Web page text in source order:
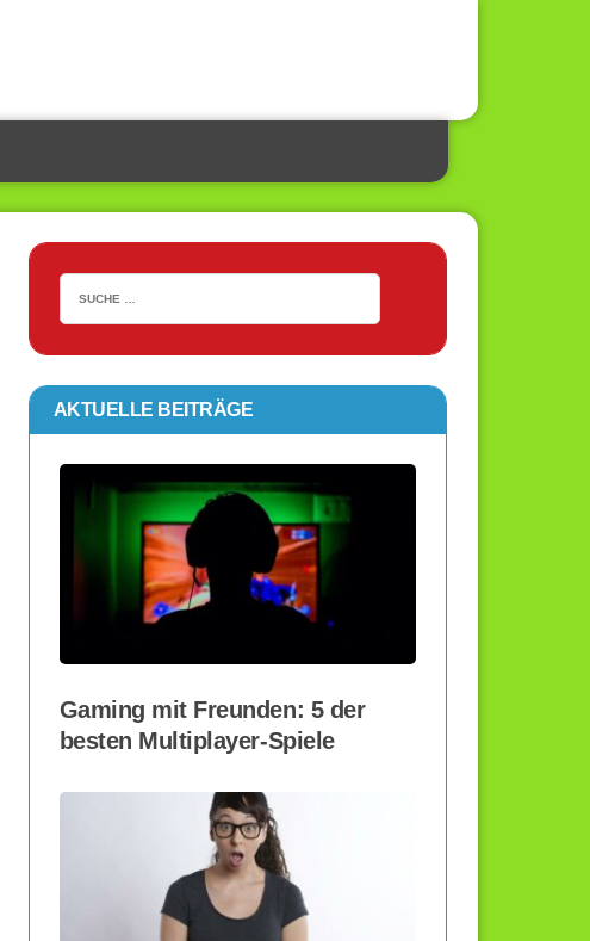
AKTUELLE BEITRÄGE
Gaming mit Freunden: 5 der
besten Multiplayer-Spiele